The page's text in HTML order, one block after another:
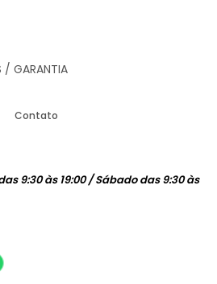
/ GARANTIA
Contato
9:30 às 19:00 / Sábado das 9:30 às